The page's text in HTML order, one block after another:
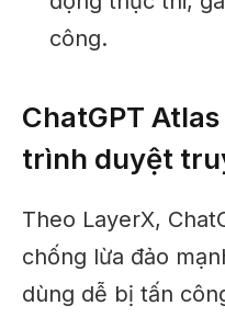
công.
ChatGPT
trình duyệt
Theo LayerX,
chống lừa đảo
dùng dễ bị tấn